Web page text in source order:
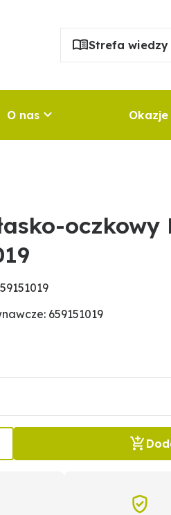
Strefa wiedzy
O nas Okazje
oczkowy
659151019